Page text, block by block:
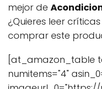
mejor de
¿Quieres leer
comprar este
[at_amazon_table
numitems="4"